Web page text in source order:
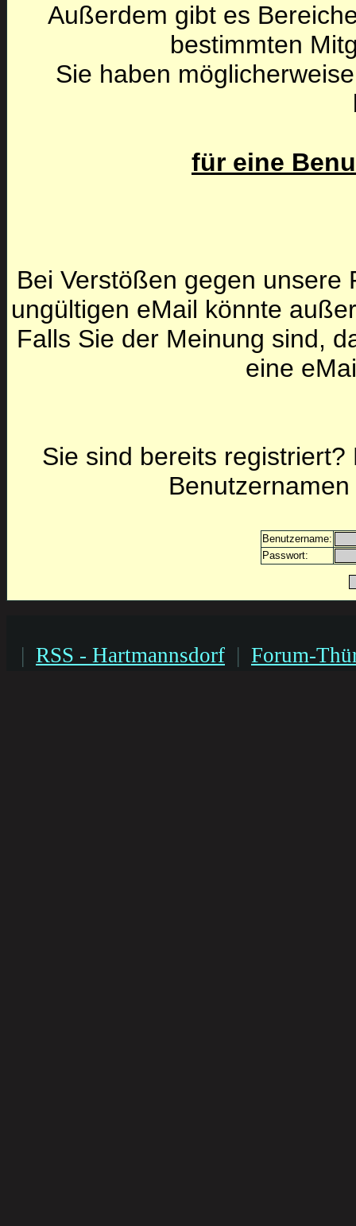
Außerdem gibt es
bestimmten
Sie haben
für eine
Bei Verstößen gegen unsere
ungültigen eMail könnte
Falls Sie der Meinung sind,
eine
Sie sind bereits
Benutzername:
Passwort:
| RSS - Hartmannsdorf | Forum-